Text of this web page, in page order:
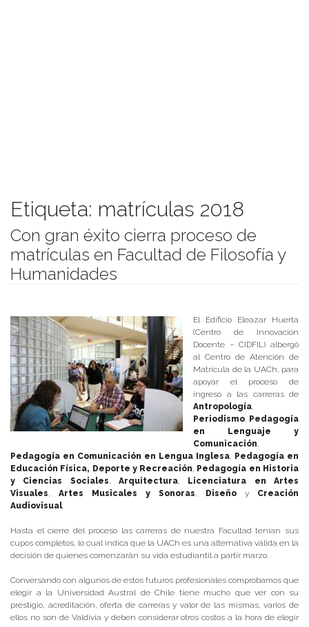
Etiqueta: matrículas 2018
Con gran éxito cierra proceso de
matrículas en Facultad de Filosofía y
Humanidades
El Edificio Eleazar Huerta
(Centro de Innovación
Docente – CIDFIL) albergó
al Centro de Atención de
Matrícula de la UACh, para
apoyar el proceso de
ingreso a las carreras de
Antropología,
Periodismo, Pedagogía
en Lenguaje y
Comunicación,
Pedagogía en Comunicación en Lengua Inglesa, Pedagogía en
Educación Física, Deporte y Recreación, Pedagogía en Historia
y Ciencias Sociales,Arquitectura,
Licenciatura en Artes
Visuales, Artes Musicales y Sonoras, Diseño y Creación
Audiovisual.
Hasta el cierre del proceso las carreras de nuestra Facultad tenían sus
cupos completos, lo cual indica que la UACh es una alternativa válida en la
decisión de quienes comenzarán su vida estudiantil a partir marzo.
Conversando con algunos de estos futuros profesionales comprobamos que
elegir a la Universidad Austral de Chile tiene mucho que ver con su
prestigio, acreditación, oferta de carreras y valor de las mismas, varios de
ellos no son de Valdivia y deben considerar otros costos a la hora de elegir